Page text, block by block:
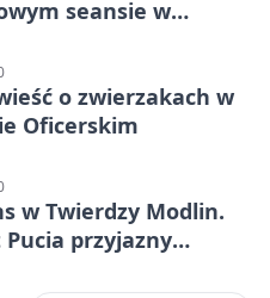
seansie w
o zwierzakach w
Oficerskim
w Twierdzy Modlin.
przyjazny